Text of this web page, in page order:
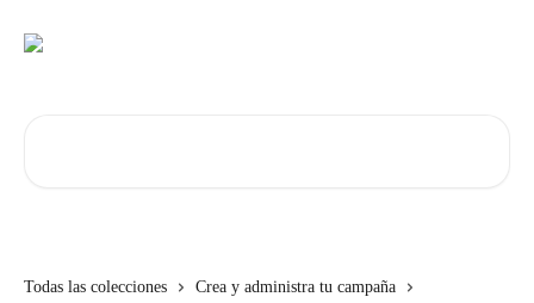
Todas las colecciones
Crea y administra tu campaña